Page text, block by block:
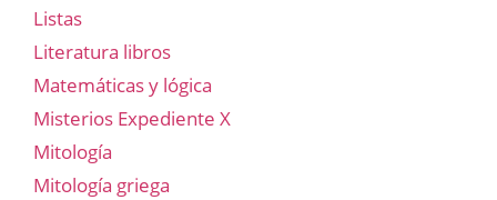
Listas
Literatura libros
Matemáticas y lógica
Misterios Expediente X
Mitología
Mitología griega